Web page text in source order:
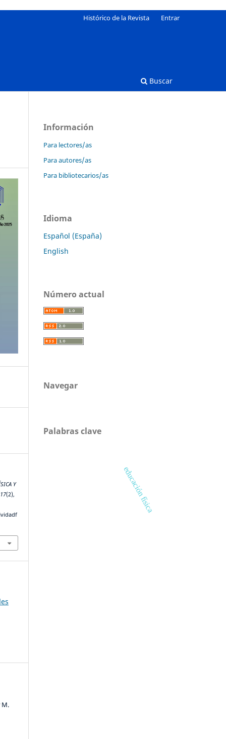
Buscar
Histórico de la Revista Entrar
Y
17(2),
M.
Información
Para lectores/as
Para autores/as
Para bibliotecarios/as
Idioma
Español (España)
English
Número actual
Navegar
Palabras clave
educación física